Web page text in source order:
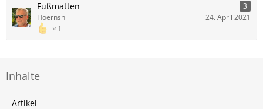
Fußmatten 3
1
Hoernsn 24. April 2021
Inhalte
Artikel